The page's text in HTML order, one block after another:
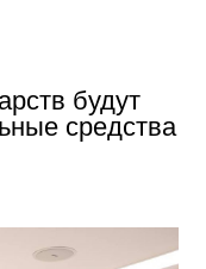
будут
средства